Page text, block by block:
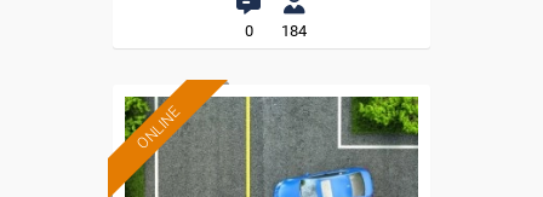
0 184
ONLINE
Formación 100%
subvencionada.